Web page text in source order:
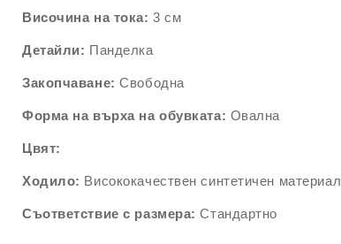
Височина на тока: 3 см
Детайли: Панделка
Закопчаване: Свободна
Форма на върха на обувката: Овална
Цвят:
Ходило: Висококачествен синтетичен материал
Съответствие с размера:Стандартно